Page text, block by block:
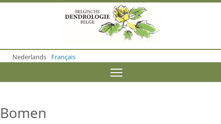
o
m
n
Nederlands Français
Bomen